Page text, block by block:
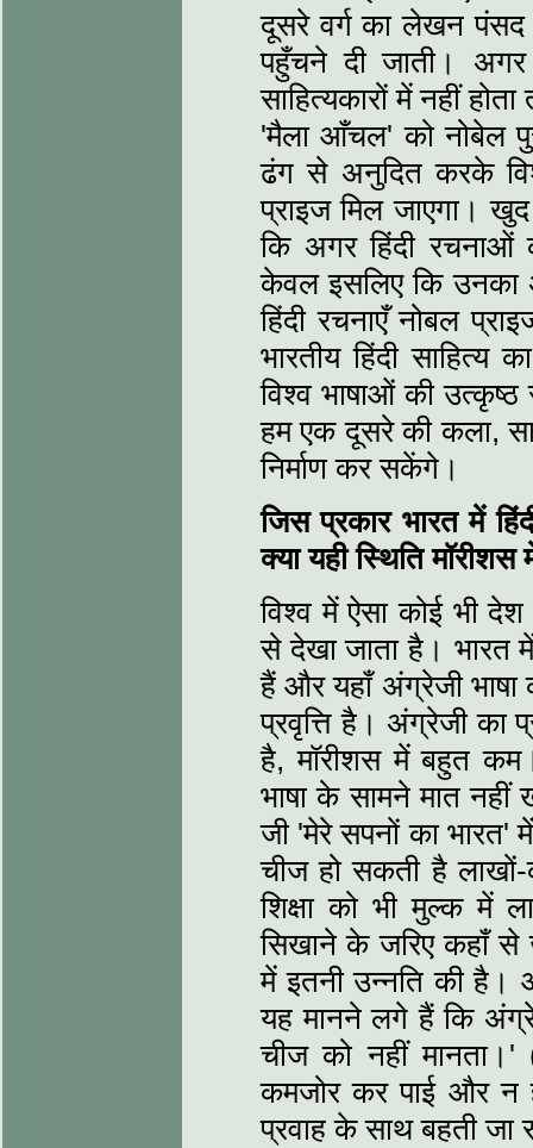
दूसरे वर्ग का लेखन पंसद
पहुँचने दी जाती।
साहित्यकारों में नहीं
'मैला आँचल' को नोबेल
ढंग से अनुदित करके
प्राइज मिल जाएगा।
कि अगर हिंदी
केवल इसलिए कि उनका
हिंदी रचनाएँ नोबल
भारतीय हिंदी साहित्य
विश्व भाषाओं की
हम एक दूसरे की कला,
निर्माण कर सकेंगे।
जिस प्रकार भारत में
क्या यही स्थिति मॉरीशस
विश्‍व में ऐसा कोई भी
से देखा जाता है। भारत
हैं और यहाँ अंग्रेजी भाषा
प्रवृत्ति है। अंग्रेजी का
है, मॉरीशस में बहुत
भाषा के सामने मात
जी 'मेरे सपनों का
चीज हो सकती है लाखों-
शिक्षा को भी मुल्क में
सिखाने के जरिए कहाँ से
में इतनी उन्नति की है।
यह मानने लगे हैं कि
चीज को नहीं
कमजोर कर पाई और न
प्रवाह के साथ बहती जा